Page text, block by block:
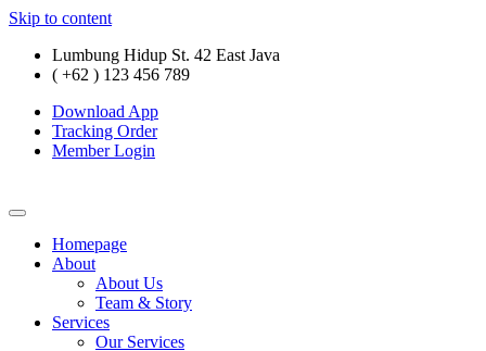
Skip to content
Lumbung Hidup St. 42 East Java
( +62 ) 123 456 789
Download App
Tracking Order
Member Login
Homepage
About
About Us
Team & Story
Services
Our Services